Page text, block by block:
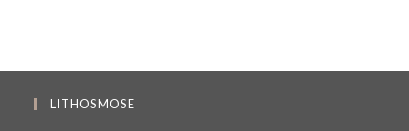
LITHOSMOSE